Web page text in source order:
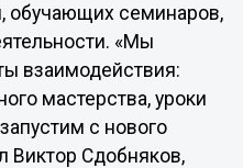
обучающих семинаров,
«Мы
взаимодействия:
мастерства, уроки
с нового
Виктор Сдобняков,